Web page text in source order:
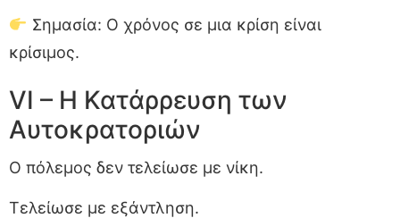
Σημασία: Ο χρόνος σε μια κρίση είναι
κρίσιμος.
VI – Η Κατάρρευση των
Αυτοκρατοριών
Ο πόλεμος δεν τελείωσε με νίκη.
Τελείωσε με εξάντληση.